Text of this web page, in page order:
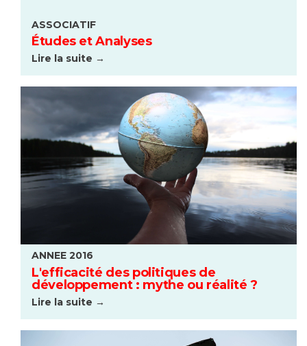
ASSOCIATIF
Études et Analyses
Lire la suite →
ANNEE 2016
L'efficacité des politiques de
développement : mythe ou réalité ?
Lire la suite →